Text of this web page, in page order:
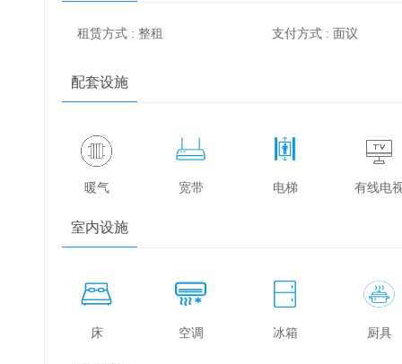
租赁方式 : 整租 支付方式 : 面议
配套设施
暖气 宽带 电梯 有线电
室内设施
床 空调 冰箱 厨具